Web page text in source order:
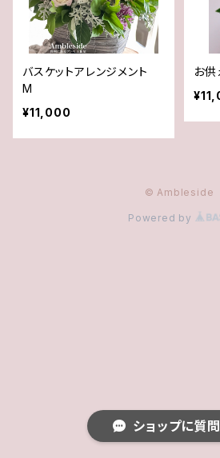
バスケットアレンジメント
M
¥11,000
お
© Ambleside
Powered by
ショップに質